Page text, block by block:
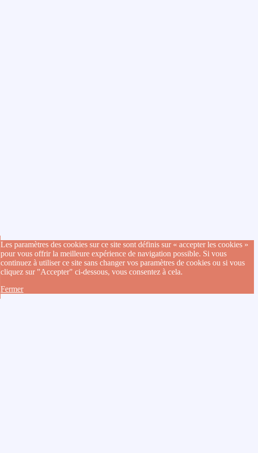
Les paramètres des cookies sur ce site sont définis sur « accepter les cookies »
pour vous offrir la meilleure expérience de navigation possible. Si vous
continuez à utiliser ce site sans changer vos paramètres de cookies ou si vous
cliquez sur "Accepter" ci-dessous, vous consentez à cela.
Fermer